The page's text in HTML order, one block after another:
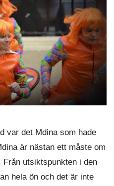
var det Mdina som hade
är nästan ett måste om
utsiktspunkten i den
hela ön och det är inte